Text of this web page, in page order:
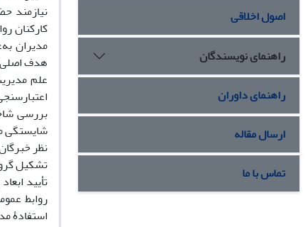
نیازمند
کارکنان
مدیران
هدف اصلی
علم
بررسی
شایستگی
نظر
تشکیل
تأیید
روابط
استفادۀ
اصول اخلاقی
راهنمای نویسندگان
راهنمای داوران
ارسال مقاله
تماس با ما